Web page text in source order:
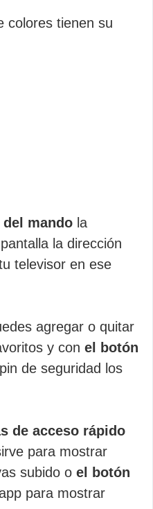
colores tienen su
mando la
la dirección
televisor en ese
agregar o quitar
y con el botón
de seguridad los
de acceso rápido
para mostrar
subido o el botón
para mostrar